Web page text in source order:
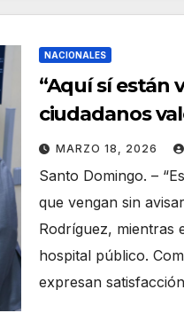
NACIONALES
“Aquí sí están
ciudadanos
sorpresa de
MARZO 18, 2026
Santo Domingo. –
que vengan sin
Rodríguez, mientras
hospital público.
expresan